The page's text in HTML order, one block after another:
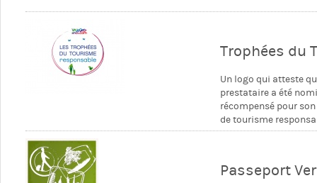
Trophées du
Un logo qui atteste
prestataire a été
récompensé pour
de tourisme
Passeport